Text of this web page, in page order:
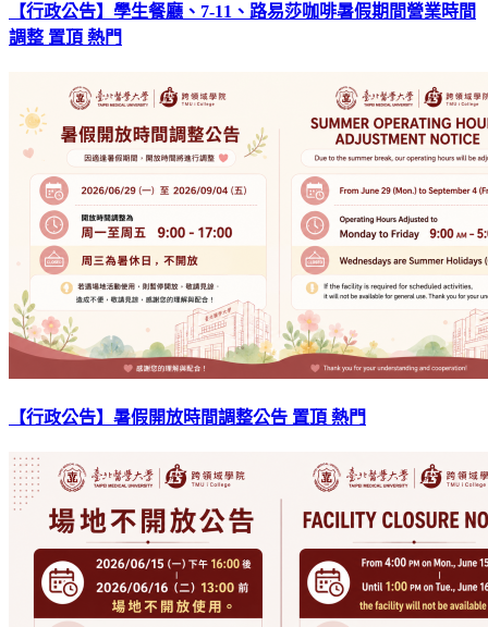
【行政公告】學生餐廳、7-11、路易莎咖啡暑假期間營業時間
調整 置頂 熱門
【行政公告】暑假開放時間調整公告 置頂 熱門